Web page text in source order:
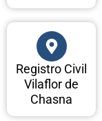
Registro Civil
Vilaflor de
Chasna